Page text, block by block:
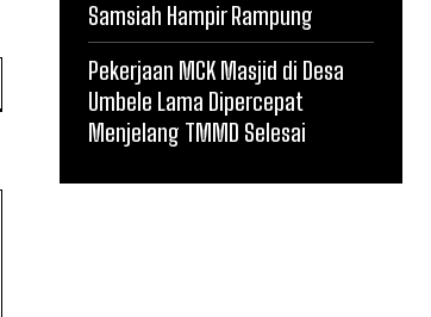
Samsiah Hampir Rampung
Pekerjaan MCK Masjid di Desa
Umbele Lama Dipercepat
Menjelang TMMD Selesai